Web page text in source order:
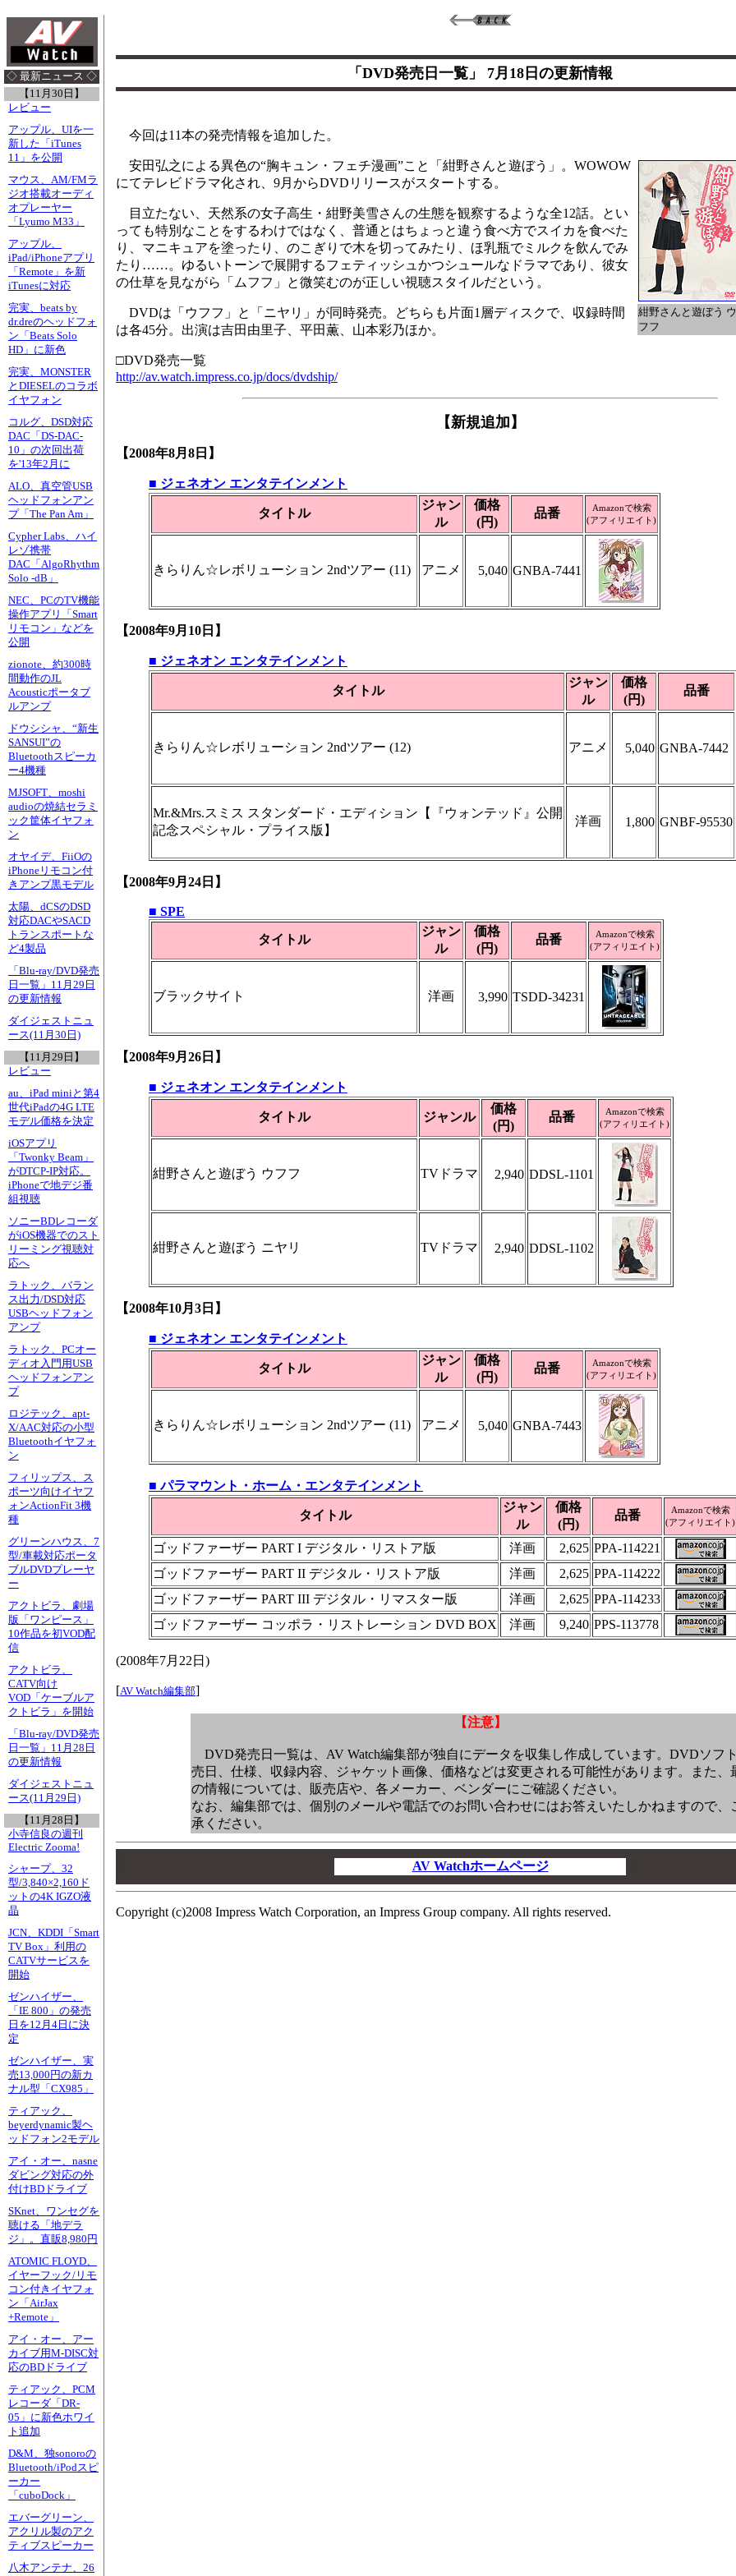
◇ 最新ニュース ◇
【11月30日】
レビュー
アップル、UIを一
新した「iTunes
11」を公開
マウス、AM/FMラ
ジオ搭載オーディ
オプレーヤー
「Lyumo M33」
アップル、
iPad/iPhoneアプリ
「Remote」を新
iTunesに対応
完実、beats by
dr.dreのヘッドフォ
ン「Beats Solo
HD」に新色
完実、MONSTER
とDIESELのコラボ
イヤフォン
コルグ、DSD対応
DAC「DS-DAC-
10」の次回出荷
を'13年2月に
ALO、真空管USB
ヘッドフォンアン
プ「The Pan Am」
Cypher Labs、ハイ
レゾ携帯
DAC「AlgoRhythm
Solo -dB」
NEC、PCのTV機能
操作アプリ「Smart
リモコン」などを
公開
zionote、約300時
間動作のJL
Acousticポータブ
ルアンプ
ドウシシャ、“新生
SANSUI”の
Bluetoothスピーカ
ー4機種
MJSOFT、moshi
audioの焼結セラミ
ック筐体イヤフォ
ン
オヤイデ、FiiOの
iPhoneリモコン付
きアンプ黒モデル
太陽、dCSのDSD
対応DACやSACD
トランスポートな
ど4製品
「Blu-ray/DVD発売
日一覧」11月29日
の更新情報
ダイジェストニュ
ース(11月30日)
【11月29日】
レビュー
au、iPad miniと第4
世代iPadの4G LTE
モデル価格を決定
iOSアプリ
「Twonky Beam」
がDTCP-IP対応。
iPhoneで地デジ番
組視聴
ソニーBDレコーダ
がiOS機器でのスト
リーミング視聴対
応へ
ラトック、バラン
ス出力/DSD対応
USBヘッドフォン
アンプ
ラトック、PCオー
ディオ入門用USB
ヘッドフォンアン
プ
ロジテック、apt-
X/AAC対応の小型
Bluetoothイヤフォ
ン
フィリップス、ス
ポーツ向けイヤフ
ォンActionFit 3機
種
グリーンハウス、7
型/車載対応ポータ
ブルDVDプレーヤ
ー
アクトビラ、劇場
版「ワンピース」
10作品を初VOD配
信
アクトビラ、
CATV向け
VOD「ケーブルア
クトビラ」を開始
「Blu-ray/DVD発売
日一覧」11月28日
の更新情報
ダイジェストニュ
ース(11月29日)
【11月28日】
小寺信良の週刊
Electric Zooma!
シャープ、32
型/3,840×2,160ド
ットの4K IGZO液
晶
JCN、KDDI「Smart
TV Box」利用の
CATVサービスを
開始
ゼンハイザー、
「IE 800」の発売
日を12月4日に決
定
ゼンハイザー、実
売13,000円の新カ
ナル型「CX985」
ティアック、
beyerdynamic製ヘ
ッドフォン2モデル
アイ・オー、nasne
ダビング対応の外
付けBDドライブ
SKnet、ワンセグを
聴ける「地デラ
ジ」。直販8,980円
ATOMIC FLOYD、
イヤーフック/リモ
コン付きイヤフォ
ン「AirJax
+Remote」
アイ・オー、アー
カイブ用M-DISC対
応のBDドライブ
ティアック、PCM
レコーダ「DR-
05」に新色ホワイ
ト追加
D&M、独sonoroの
Bluetooth/iPodスピ
ーカー
「cuboDock」
エバーグリーン、
アクリル製のアク
ティブスピーカー
八木アンテナ、26
「DVD発売日一覧」 7月18日の更新情報
今回は11本の発売情報を追加した。
紺野さんと遊ぼう ウ
フフ
安田弘之による異色の“胸キュン・フェチ漫画”こと「紺野さんと遊ぼう」。WOWOW
にてテレビドラマ化され、9月からDVDリリースがスタートする。
目立たない、天然系の女子高生・紺野美雪さんの生態を観察するような全12話。とい
っても特別なことをするわけではなく、普通とはちょっと違う食べ方でスイカを食べた
り、マニキュアを塗ったり、のこぎりで木を切ってみたり、ほ乳瓶でミルクを飲んでみ
たり……。ゆるいトーンで展開するフェティッシュかつシュールなドラマであり、彼女
の仕草を見ながら「ムフフ」と微笑むのが正しい視聴スタイルだという。
DVDは「ウフフ」と「ニヤリ」が同時発売。どちらも片面1層ディスクで、収録時間
は各45分。出演は吉田由里子、平田薫、山本彩乃ほか。
□DVD発売一覧
http://av.watch.impress.co.jp/docs/dvdship/
【新規追加】
【2008年8月8日】
■ ジェネオン エンタテインメント
タイトル
ジャン
ル
価格
(円)
品番
Amazonで検索
(アフィリエイト)
きらりん☆レボリューション 2ndツアー (11) アニメ 5,040 GNBA-7441
【2008年9月10日】
■ ジェネオン エンタテインメント
タイトル
ジャン
ル
価格
(円)
品番
きらりん☆レボリューション 2ndツアー (12) アニメ 5,040 GNBA-7442
Mr.&Mrs.スミス スタンダード・エディション【『ウォンテッド』公開
記念スペシャル・プライス版】
洋画 1,800 GNBF-95530
【2008年9月24日】
■ SPE
タイトル
ジャン
ル
価格
(円)
品番
Amazonで検索
(アフィリエイト)
ブラックサイト 洋画 3,990 TSDD-34231
【2008年9月26日】
■ ジェネオン エンタテインメント
タイトル ジャンル
価格
(円)
品番
Amazonで検索
(アフィリエイト)
紺野さんと遊ぼう ウフフ TVドラマ 2,940 DDSL-1101
紺野さんと遊ぼう ニヤリ TVドラマ 2,940 DDSL-1102
【2008年10月3日】
■ ジェネオン エンタテインメント
タイトル
ジャン
ル
価格
(円)
品番
Amazonで検索
(アフィリエイト)
きらりん☆レボリューション 2ndツアー (11) アニメ 5,040 GNBA-7443
■ パラマウント・ホーム・エンタテインメント
タイトル
ジャン
ル
価格
(円)
品番
Amazonで検索
(アフィリエイト)
ゴッドファーザー PART I デジタル・リストア版 洋画 2,625 PPA-114221
ゴッドファーザー PART II デジタル・リストア版
洋画 2,625 PPA-114222
ゴッドファーザー PART III デジタル・リマスター版
洋画 2,625 PPA-114233
ゴッドファーザー コッポラ・リストレーション DVD BOX
洋画 9,240 PPS-113778
(2008年7月22日 )
[AV Watch編集部]
【注意】
DVD発売日一覧は、AV Watch編集部が独自にデータを収集し作成しています。DVDソフ
売日、仕様、収録内容、ジャケット画像、価格などは変更される可能性があります。また、
の情報については、販売店や、各メーカー、ベンダーにご確認ください。
なお、編集部では、個別のメールや電話でのお問い合わせにはお答えいたしかねますので、
承ください。
AV Watchホームページ
Copyright (c)2008 Impress Watch Corporation, an Impress Group company. All rights reserved.